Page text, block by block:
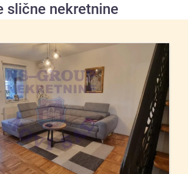
slične nekretnine